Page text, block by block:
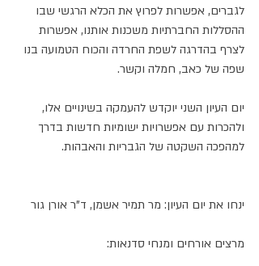
לגברים, אפשרות לפרוץ את הכלא הרגשי שבו
ההסללות החברתיות משכנות אותנו, אפשרות
לצרף בהדרגה לשפת החרדה והכוח הטמועה בנו
שפה של כאב, חמלה וקשר.
יום העיון השני יוקדש להעמקה בשינויים אלו,
ולהכרות עם אפשרויות ישומיות חדשות בדרך
למהפכה השקטה של הגבריות והאבהות.
ינחו את יום העיון: מר תמיר אשמן, ד"ר אורן גור
מרצים אורחים ומנחי סדנאות: